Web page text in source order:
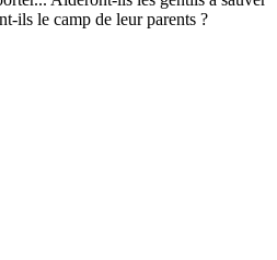
ils le camp de leur parents ?